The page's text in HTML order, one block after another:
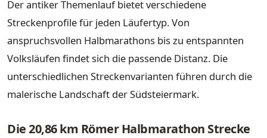
Der antiker Themenlauf bietet verschiedene
Streckenprofile für jeden Läufertyp. Von
anspruchsvollen Halbmarathons bis zu entspannten
Volksläufen findet sich die passende Distanz. Die
unterschiedlichen Streckenvarianten führen durch die
malerische Landschaft der Südsteiermark.
Die 20,86 km Römer Halbmarathon Strecke